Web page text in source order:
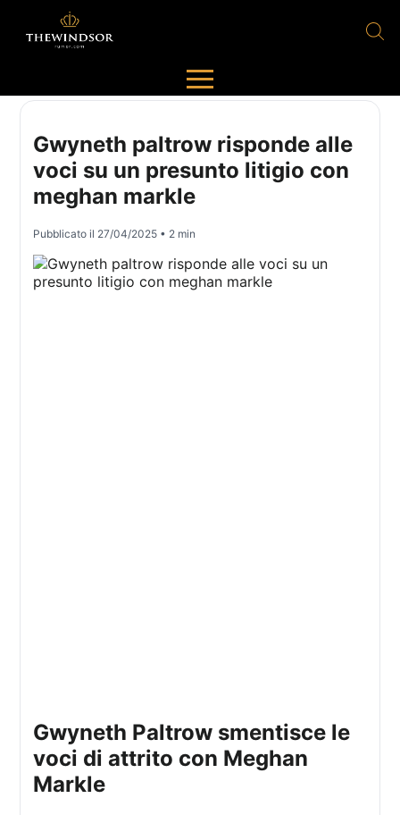
Gwyneth paltrow risponde alle
voci su un presunto litigio con
meghan markle
Pubblicato il 27/04/2025 • 2 min
Gwyneth Paltrow smentisce le
voci di attrito con Meghan
Markle